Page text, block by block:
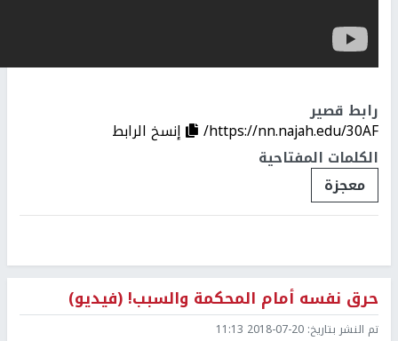
رابط قصير
https://nn.najah.edu/30AF/
إنسخ الرابط
الكلمات المفتاحية
معجزة
حرق نفسه أمام المحكمة والسبب! (فيديو)
تم النشر بتاريخ: 2018-07-20 11:13